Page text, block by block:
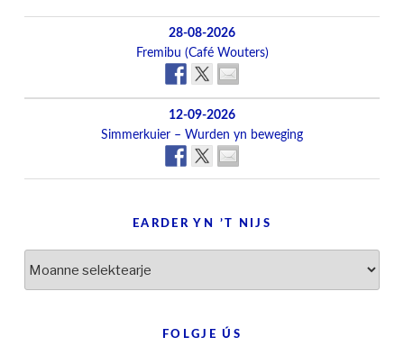
28-08-2026
Fremibu (Café Wouters)
12-09-2026
Simmerkuier – Wurden yn beweging
EARDER YN ’T NIJS
yn
FOLGJE ÚS